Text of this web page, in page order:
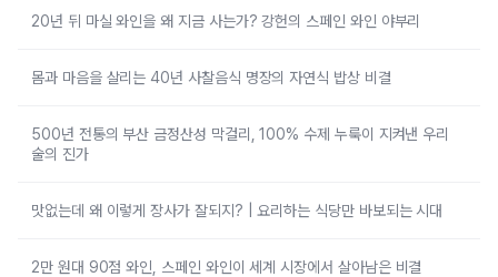
20년 뒤 마실 와인을 왜 지금 사는가? 강헌의 스페인 와인 야부리
몸과 마음을 살리는 40년 사찰음식 명장의 자연식 밥상 비결
500년 전통의 부산 금정산성 막걸리, 100% 수제 누룩이 지켜낸 우리
술의 진가
맛없는데 왜 이렇게 장사가 잘되지? | 요리하는 식당만 바보되는 시대
2만 원대 90점 와인, 스페인 와인이 세계 시장에서 살아남은 비결